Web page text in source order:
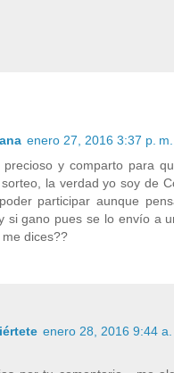
enero 27, 2016 3:37 p. m.
precioso y comparto para
la verdad yo soy de
participar aunque
si gano pues se lo envío a
dices??
enero 28, 2016 9:44 a.